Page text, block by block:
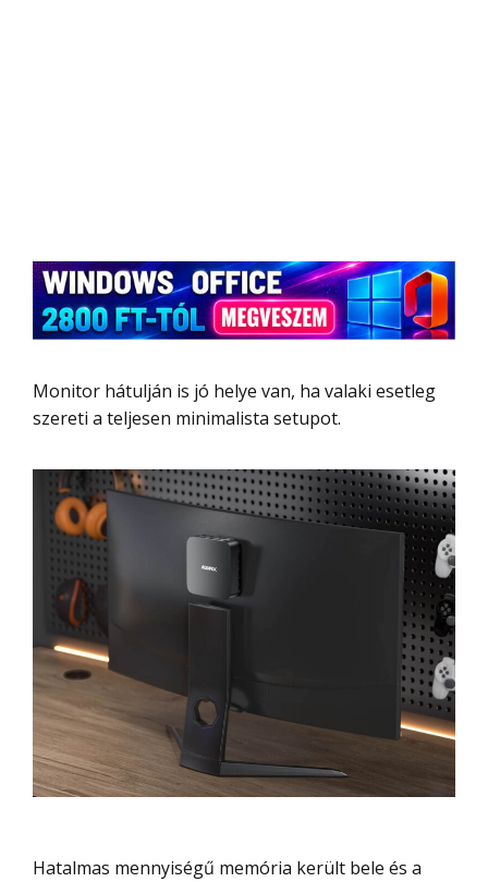
Monitor hátulján is jó helye van, ha valaki esetleg
szereti a teljesen minimalista setupot.
Hatalmas mennyiségű memória került bele és a